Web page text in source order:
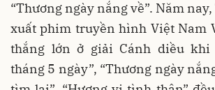
“Thương ngày nắng về”. Năm
xuất phim truyền hình Việt Nam
thắng lớn ở giải Cánh diều khi
tháng 5 ngày”, “Thương ngày